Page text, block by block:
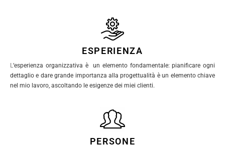
ESPERIENZA
L ‘esperienza organizzativa è un elemento fondamentale: pianificare ogni
dettaglio e dare grande importanza alla progettualità è un elemento chiave
nel mio lavoro, ascoltando le esigenze dei miei clienti.
PERSONE